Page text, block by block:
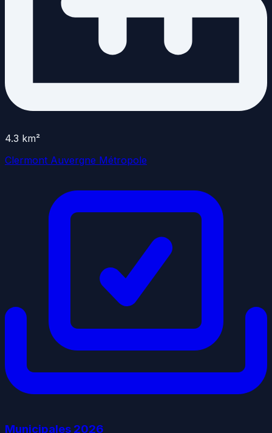
4.3 km²
Clermont Auvergne Métropole
Municipales 2026